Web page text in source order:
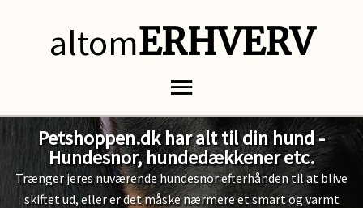
altomERHVERV
Petshoppen.dk har alt til din hund -
Hundesnor, hundedækkener etc.
Trænger jeres nuværende hundesnor efterhånden til at blive
skiftet ud, eller er det måske nærmere et smart og varmt